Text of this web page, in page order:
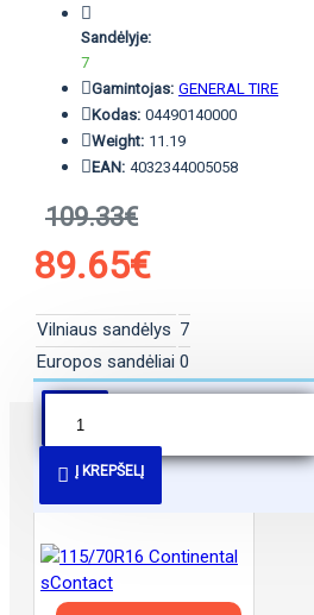
Sandėlyje:
7
Gamintojas: GENERAL TIRE
Kodas: 04490140000
Weight: 11.19
EAN: 4032344005058
109.33€
89.65€
Vilniaus sandėlys 7
Europos sandėliai 0
Į KREPŠELĮ
PANAŠŪS PASIŪLYMAI